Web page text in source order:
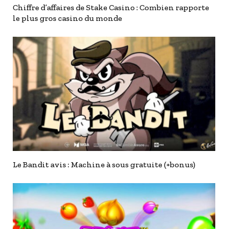
Chiffre d’affaires de Stake Casino : Combien rapporte
le plus gros casino du monde
Le Bandit avis : Machine à sous gratuite (+bonus)